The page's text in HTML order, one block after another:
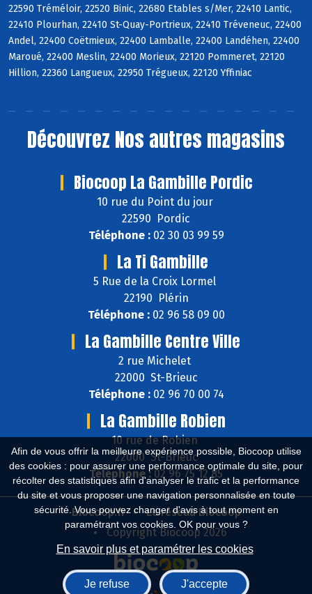
Afin de vous offrir la meilleure expérience possible, Biocoop utilise
des cookies : pour assurer une performance optimale du site, pour
récolter des statistiques afin d'analyser le trafic et la performance
du site et vous proposer une navigation personnalisée en toute
sécurité. Vous pouvez changer d'avis à tout moment en
paramétrant vos cookies. OK pour vous ?
En savoir plus et paramétrer les cookies
Je refuse J'accepte
22590 Tréméloir, 22520 Binic, 22680 Etables s/Mer, 22410 Lantic,
22410 Plourhan, 22410 St-Quay-Portrieux, 22410 Tréveneuc, 22400
Andel, 22400 Coëtmieux, 22400 Lamballe, 22400 Landéhen, 22400
Maroué, 22400 Meslin, 22400 Morieux, 22120 Pommeret, 22120
Hillion, 22360 Langueux, 22950 Trégueux, 22120 Yffiniac
Découvrez Nos autres magasins
Biocoop La Gambille Pordic
10 rue du Point du jour
22590 Pordic
Téléphone :02 30 03 99 59
La Ti Gambille
5 Rue de la Croix Lormel
22190 Plérin
Téléphone :02 96 58 09 00
La Gambille Centre Ville
2 rue Michelet
22000 St-Brieuc
Téléphone :02 96 70 00 74
La Gambille Robien
10 rue de Robien
22000 St-Brieuc
Téléphone :02 96 75 12 85
Biocoop.fr
Le réseau Biocoop
Copyright Biocoop 2026